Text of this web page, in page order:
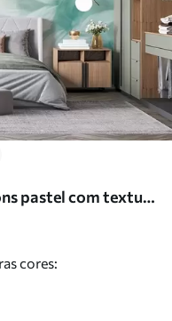
pastel com textura
sobre um fundo em
cores: